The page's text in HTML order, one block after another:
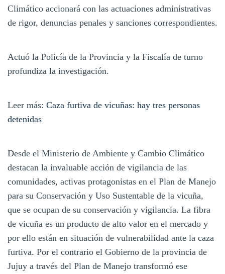
Climático accionará con las actuaciones administrativas
de rigor, denuncias penales y sanciones correspondientes.
Actuó la Policía de la Provincia y la Fiscalía de turno
profundiza la investigación.
Leer más: Caza furtiva de vicuñas: hay tres personas
detenidas
Desde el Ministerio de Ambiente y Cambio Climático
destacan la invaluable acción de vigilancia de las
comunidades, activas protagonistas en el Plan de Manejo
para su Conservación y Uso Sustentable de la vicuña,
que se ocupan de su conservación y vigilancia. La fibra
de vicuña es un producto de alto valor en el mercado y
por ello están en situación de vulnerabilidad ante la caza
furtiva. Por el contrario el Gobierno de la provincia de
Jujuy a través del Plan de Manejo transformó ese